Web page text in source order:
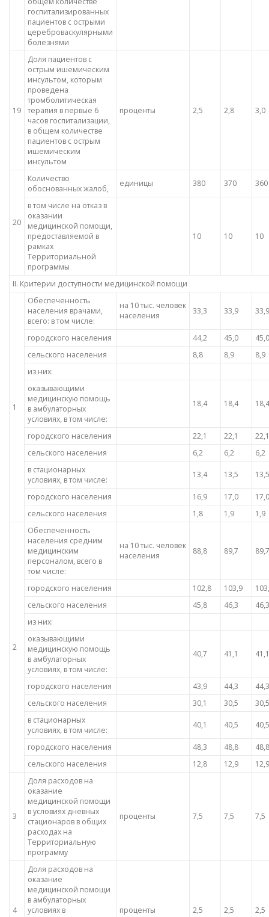
госпитализированных
пациентов с острыми
цереброваскулярными
болезнями
19
Доля пациентов с
острым ишемическим
инсультом, которым
проведена
тромболитическая
терапия в первые 6
часов госпитализации,
в общем количестве
пациентов с острым
ишемическим
инсультом
проценты 2,5 2,8 3,0
20
Количество
обоснованных жалоб,
единицы 380 370 360
в том числе на отказ в
оказании
медицинской помощи,
предоставляемой в
рамках
Территориальной
программы
10 10 10
II. Критерии доступности медицинской помощи
1
Обеспеченность
населения врачами,
всего: в том числе:
на 10 тыс. человек
населения
33,3 33,9 33,9
городского населения 44,2 45,0
45,0
сельского населения
8,8 8,9
8,9
из них:
оказывающими
медицинскую помощь
в амбулаторных
условиях, в том числе:
18,4 18,4 18,4
городского населения 22,1 22,1
22,1
сельского населения
6,2 6,2
6,2
в стационарных
условиях, в том числе:
13,4 13,5 13,5
городского населения 16,9 17,0
17,0
сельского населения
1,8 1,9 1,9
2
Обеспеченность
населения средним
медицинским
персоналом, всего в
том числе:
на 10 тыс. человек
населения
88,8 89,7 89,7
городского населения 102,8 103,9
сельского населения
45,8 46,3
46,3
из них:
оказывающими
медицинскую помощь
в амбулаторных
условиях, в том числе:
40,7 41,1 41,1
городского населения 43,9 44,3
44,3
сельского населения
30,1 30,5
30,5
в стационарных
условиях, в том числе:
40,1 40,5 40,5
городского населения 48,3 48,8
48,8
сельского населения
12,8 12,9 12,9
3
Доля расходов на
оказание
медицинской помощи
в условиях дневных
стационаров в общих
расходах на
Территориальную
программу
проценты 7,5 7,5 7,5
4
Доля расходов на
оказание
медицинской помощи
в амбулаторных
условиях в
проценты 2,5 2,5 2,5